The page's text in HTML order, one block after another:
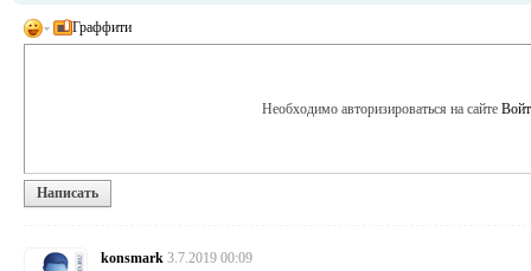
Граффити
Необходимо авторизироваться на сайте
Написать
konsmark 3.7.2019 00:09